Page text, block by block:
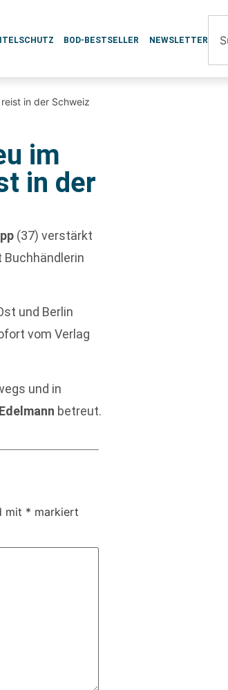
BOD-BESTSELLER NEWSLETTER
in der Schweiz
im
in der
(37) verstärkt
Buchhändlerin
und Berlin
vom Verlag
und in
betreut.
mit * markiert